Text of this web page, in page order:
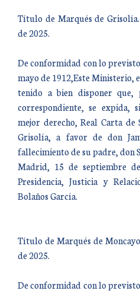
Título de Marqués de
de 2025.
De conformidad con lo
mayo de 1912,Este Ministerio,
tenido a bien disponer que,
correspondiente, se expida,
mejor derecho, Real Carta de
Grisolía, a favor de don
fallecimiento de su padre, don
Madrid, 15 de septiembre
Presidencia, Justicia y
Bolaños García.
Título de Marqués de
de 2025.
De conformidad con lo